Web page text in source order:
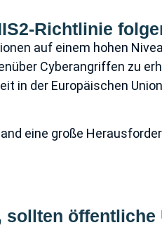
Richtlinie
auf einem hohen
Cyberangriffen zu
in der Europäischen
eine große
öffentliche